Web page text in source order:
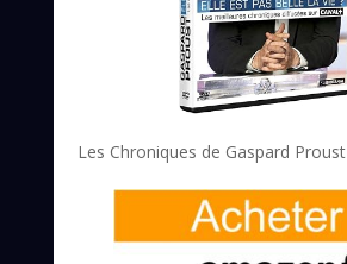
Les Chroniques de Gaspard Proust